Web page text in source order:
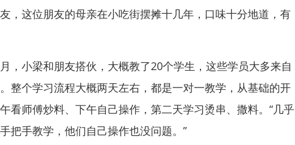
，这位朋友的母亲在小吃街摆摊十几年，口味十分地道，有
小梁和朋友搭伙，大概教了20个学生，这些学员大多来自
整个学习流程大概两天左右，都是一对一教学，从基础的开
看师傅炒料、下午自己操作，第二天学习烫串、撒料。“几乎
把手教学，他们自己操作也没问题。”